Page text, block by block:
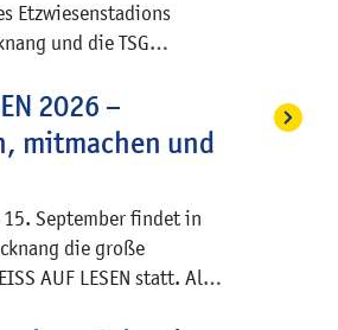
stattet das lokale
und
Großschirmen
auf den Zeitraum
begrenzt.
Etzwiesenstadions
und die TSG
sind insbesondere
sowie Teile
die aus Gründen der
vorerst gesperrt
Ermittlung der
eine Fachfirma mit der
Dabei wurde eine
2026 –
mitmachen und
September findet in
die große
AUF LESEN statt. Alle